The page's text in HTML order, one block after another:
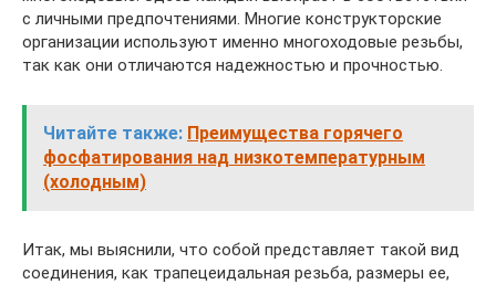
с личными предпочтениями. Многие конструкторские
организации используют именно многоходовые резьбы,
так как они отличаются надежностью и прочностью.
Читайте также: Преимущества горячего
фосфатирования над низкотемпературным
(холодным)
Итак, мы выяснили, что собой представляет такой вид
соединения, как трапецеидальная резьба, размеры ее,